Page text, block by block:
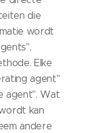
die
wordt
Elke
agent"
agent". Wat
kan
andere